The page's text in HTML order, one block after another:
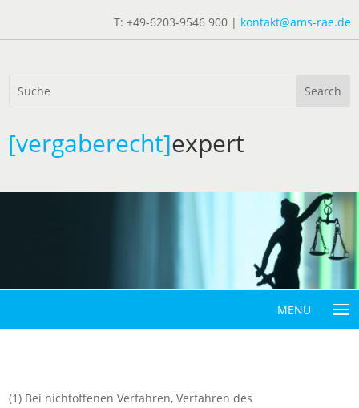
T: +49-6203-9546 900 | kontakt@ams-rae.de
[vergaberecht]expert
(1) Bei nichtoffenen Verfahren, Verfahren des